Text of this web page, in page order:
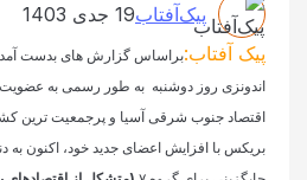
پیک‌آفتاب19 جدی 1403
پیک آفتاب:براساس گزارش های بدست آمده
اندونزی روز دوشنبه به طور رسمی به عضویت
اقتصاد جنوب شرقی آسیا و پرجمعیت ترین
بریکس با افزایش اعضای جدید خود، اکنون به